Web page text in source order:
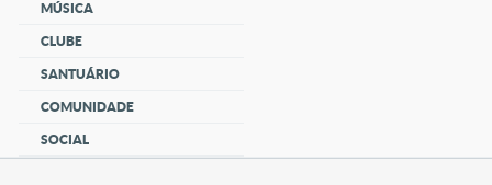
MÚSICA
CLUBE
SANTUÁRIO
COMUNIDADE
SOCIAL